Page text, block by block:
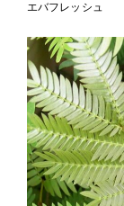
エバフレッシュ